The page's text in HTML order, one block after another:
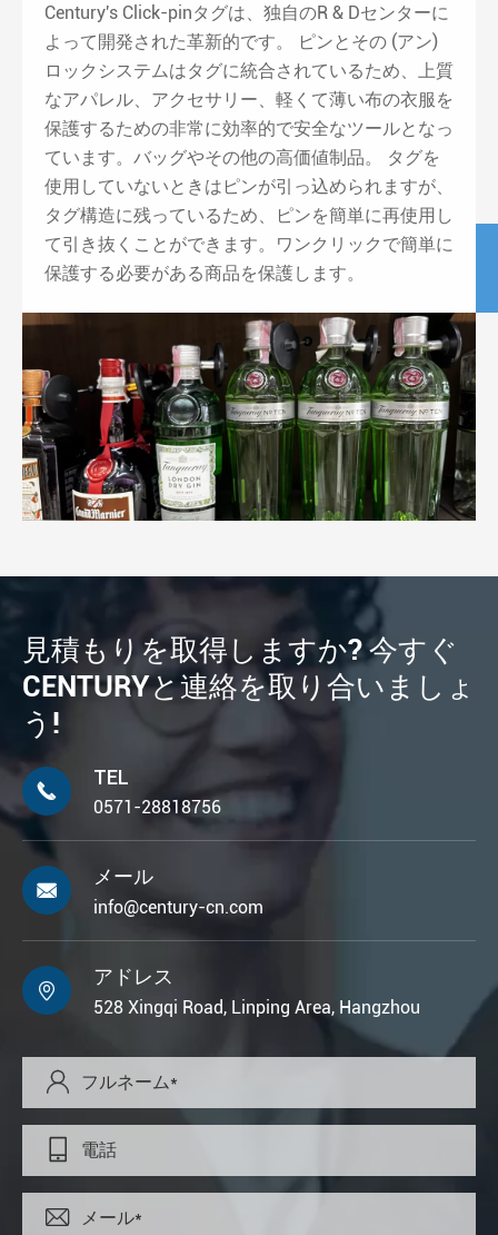
Century's Click-pinタグは、独自のR & Dセンターに
よって開発された革新的です。 ピンとその (アン)
ロックシステムはタグに統合されているため、上質
なアパレル、アクセサリー、軽くて薄い布の衣服を
保護するための非常に効率的で安全なツールとなっ
ています。バッグやその他の高価値制品。 タグを
使用していないときはピンが引っ込められますが、
タグ構造に残っているため、ピンを簡単に再使用し
て引き抜くことができます。ワンクリックで簡単に
保護する必要がある商品を保護します。
見積もりを取得しますか? 今すぐ
CENTURYと連絡を取り合いましょ
う!

TEL
0571-28818756

メール
info@century-cn.com

アドレス
528 Xingqi Road, Linping Area, Hangzhou


